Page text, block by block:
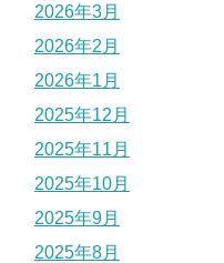
2026年3月
2026年2月
2026年1月
2025年12月
2025年11月
2025年10月
2025年9月
2025年8月